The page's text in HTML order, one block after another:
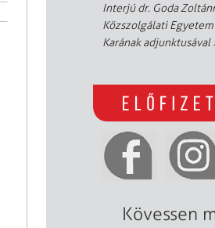
Interjú dr. Goda
Közszolgálati
Karának adjunktusával
Kövessen